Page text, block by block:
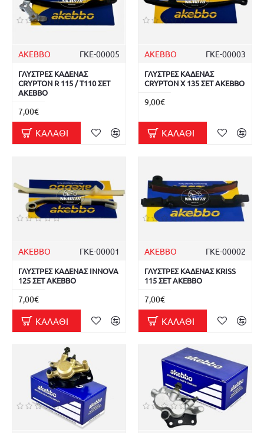
AKEBBO ΓΚΕ-00005
ΓΛΥΣΤΡΕΣ ΚΑΔΕΝΑΣ
CRYPTON R 115 / T110 ΣΕΤ
AKEBBO
7,00€
ΚΑΛΆΘΙ
AKEBBO ΓΚΕ-00003
ΓΛΥΣΤΡΕΣ ΚΑΔΕΝΑΣ
CRYPTON X 135 ΣΕΤ AKEBBO
9,00€
ΚΑΛΆΘΙ
AKEBBO ΓΚΕ-00001
ΓΛΥΣΤΡΕΣ ΚΑΔΕΝΑΣ INNOVA
125 ΣΕΤ AKEBBO
7,00€
ΚΑΛΆΘΙ
AKEBBO ΓΚΕ-00002
ΓΛΥΣΤΡΕΣ ΚΑΔΕΝΑΣ KRISS
115 ΣΕΤ AKEBBO
7,00€
ΚΑΛΆΘΙ